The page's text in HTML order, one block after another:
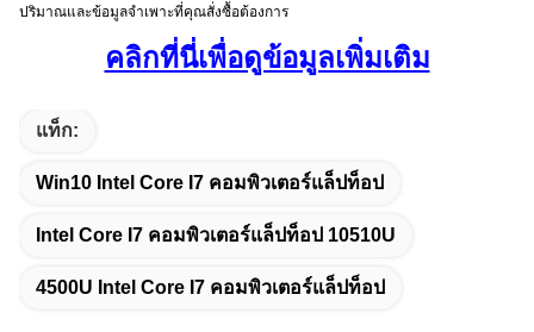
ปริมาณและข้อมูลจำเพาะที่คุณสั่งซื้อต้องการ
คลิกที่นี่เพื่อดูข้อมูลเพิ่มเติม
แท็ก:
Win10 Intel Core I7 คอมพิวเตอร์แล็ปท็อป
Intel Core I7 คอมพิวเตอร์แล็ปท็อป 10510U
4500U Intel Core I7 คอมพิวเตอร์แล็ปท็อป